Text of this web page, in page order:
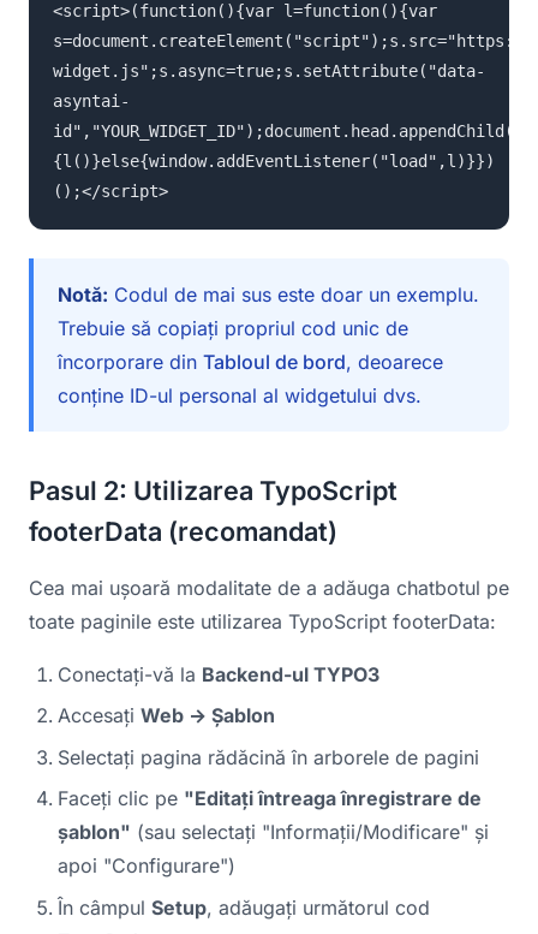
<script>(function(){var l=function(){var
widget.js";s.async=true;s.setAttribute("data-
asyntai-
{l()}else{window.addEventListener("load",l)}})
();</script>
Notă: Codul de mai sus este doar un exemplu.
Trebuie să copiați propriul cod unic de
încorporare din Tabloul de bord, deoarece
conține ID-ul personal al widgetului dvs.
Pasul 2: Utilizarea TypoScript
footerData (recomandat)
Cea mai ușoară modalitate de a adăuga chatbotul pe
toate paginile este utilizarea TypoScript footerData:
Conectați-vă la Backend-ul TYPO3
Accesați Web → Șablon
Selectați pagina rădăcină în arborele de pagini
Faceți clic pe "Editați întreaga înregistrare de
șablon" (sau selectați "Informații/Modificare" și
apoi "Configurare")
În câmpul Setup, adăugați următorul cod